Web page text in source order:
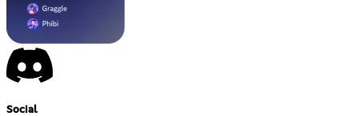
Social